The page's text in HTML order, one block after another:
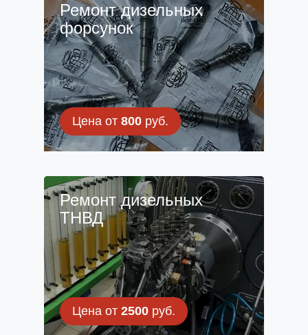
Ремонт дизельных
форсунок
Цена от 800руб.
Ремонт дизельных
ТНВД
Цена от 2500руб.